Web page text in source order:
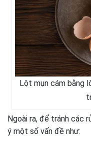
Lột mụn cám bằng
Ngoài ra, để tránh các
ý một số vấn đề như: